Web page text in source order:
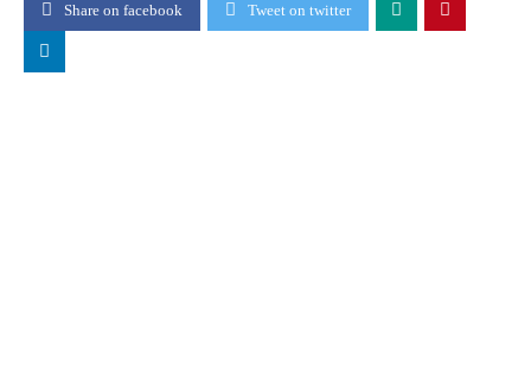
Share on facebook Tweet on twitter